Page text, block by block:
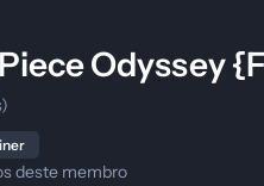
Odyssey
deste membro